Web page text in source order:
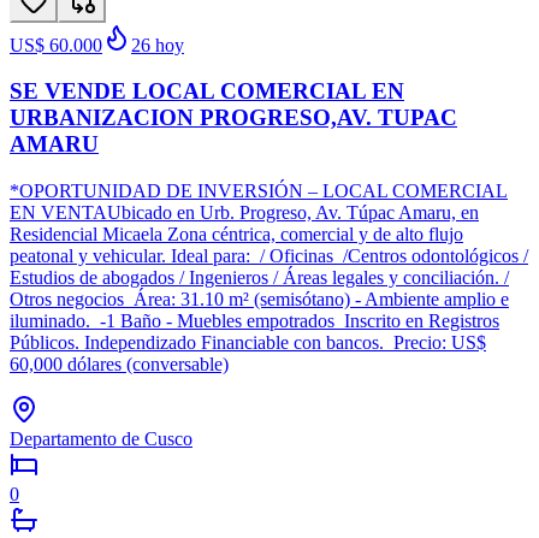
US$ 60.000 26 hoy
SE VENDE LOCAL COMERCIAL EN
URBANIZACION PROGRESO,AV. TUPAC
AMARU
*OPORTUNIDAD DE INVERSIÓN – LOCAL COMERCIAL
EN VENTAUbicado en Urb. Progreso, Av. Túpac Amaru, en
Residencial Micaela Zona céntrica, comercial y de alto flujo
peatonal y vehicular. Ideal para: / Oficinas /Centros odontológicos /
Estudios de abogados / Ingenieros / Áreas legales y conciliación. /
Otros negocios Área: 31.10 m² (semisótano) - Ambiente amplio e
iluminado. -1 Baño - Muebles empotrados Inscrito en Registros
Públicos. Independizado Financiable con bancos. Precio: US$
60,000 dólares (conversable)
Departamento de Cusco
0